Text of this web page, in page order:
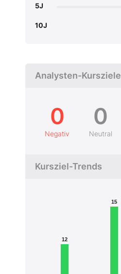
5J
10J
Analysten-Kursziele
0
Negativ
0
Neutral
Kursziel-Trends
12
15